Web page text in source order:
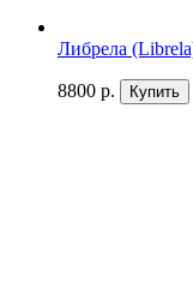
Либрела
8800 р. Купить